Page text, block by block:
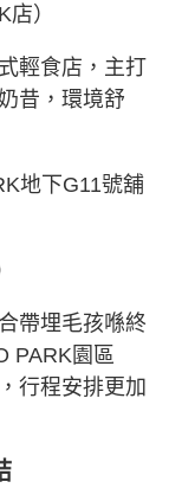
）
輕食店，主打
昔，環境舒
地下G11號舖
帶埋毛孩喺終
PARK園區
行程安排更加